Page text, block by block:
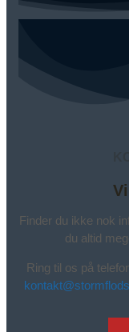
Finder du ikke nok
du altid
Ring til os på